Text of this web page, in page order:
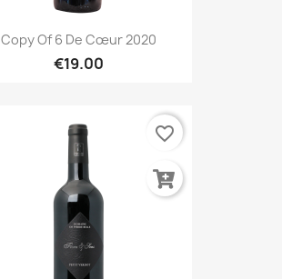
Copy Of 6 De Cœur 2020
€19.00
favorite_border